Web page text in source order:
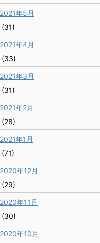
2021年5月
(31)
2021年4月
(33)
2021年3月
(31)
2021年2月
(28)
2021年1月
(71)
2020年12月
(29)
2020年11月
(30)
2020年10月